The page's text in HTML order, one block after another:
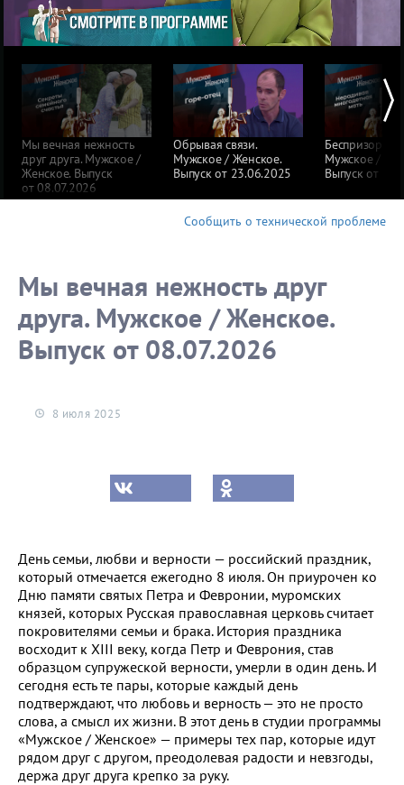
Мы вечная нежность
друг друга. Мужское /
Женское. Выпуск
от 08.07.2026
Обрывая связи.
Мужское / Женское.
Выпуск от 23.06.2025
Мужское /
Выпуск от
Сообщить о технической проблеме
Мы вечная нежность друг
друга. Мужское / Женское.
Выпуск от 08.07.2026
8 июля 2025
День семьи, любви и верности — российский праздник,
который отмечается ежегодно 8 июля. Он приурочен ко
Дню памяти святых Петра и Февронии, муромских
князей, которых Русская православная церковь считает
покровителями семьи и брака. История праздника
восходит к XIII веку, когда Петр и Феврония, став
образцом супружеской верности, умерли в один день. И
сегодня есть те пары, которые каждый день
подтверждают, что любовь и верность — это не просто
слова, а смысл их жизни. В этот день в студии программы
«Мужское / Женское» — примеры тех пар, которые идут
рядом друг с другом, преодолевая радости и невзгоды,
держа друг друга крепко за руку.